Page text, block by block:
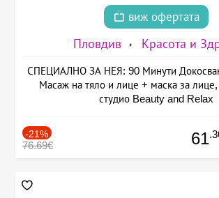
виж офертата
Пловдив Красота и
СПЕЦИАЛНО ЗА НЕЯ: 90 Минути
Масаж на тяло и лице + маска за
студио Beauty and Relax
-21%
76.69€ 61